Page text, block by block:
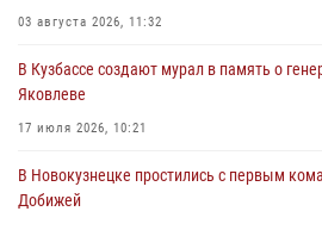
03 августа 2026, 11:32
В Кузбассе создают мурал в память о
Яковлеве
17 июля 2026, 10:21
В Новокузнецке простились с первым
Добижей